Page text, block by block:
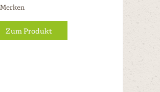
Merken
Zum Produkt